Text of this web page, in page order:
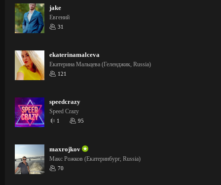
jake
Евгений
31
ekaterinamalceva
Екатерина Мальцева (Геленджик, Russia)
121
speedcrazy
Speed Crazy
1 95
maxrojkov
Макс Рожков (Екатеринбург, Russia)
70